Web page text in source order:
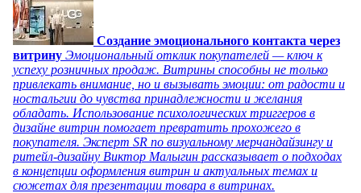
Создание эмоционального контакта через
витрину Эмоциональный отклик покупателей — ключ к
успеху розничных продаж. Витрины способны не только
привлекать внимание, но и вызывать эмоции: от радости и
ностальгии до чувства принадлежности и желания
обладать. Использование психологических триггеров в
дизайне витрин помогает превратить прохожего в
покупателя. Эксперт SR по визуальному мерчандайзингу и
ритейл-дизайну Виктор Малыгин рассказывает о подходах
в концепции оформления витрин и актуальных темах и
сюжетах для презентации товара в витринах.